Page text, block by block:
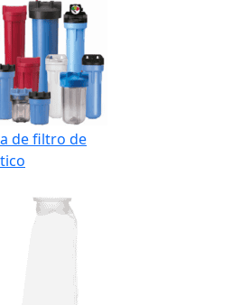
de filtro de